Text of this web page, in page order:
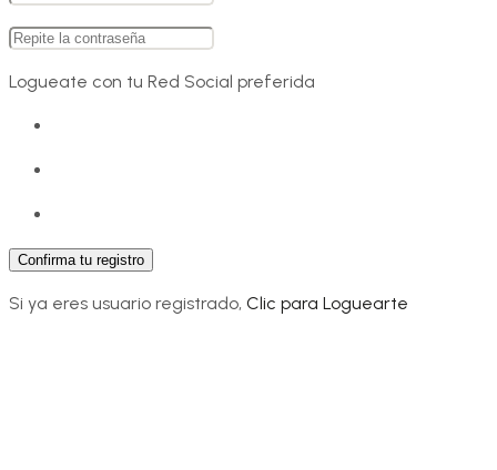
Logueate con tu Red Social preferida
Si ya eres usuario registrado, Clic para Loguearte